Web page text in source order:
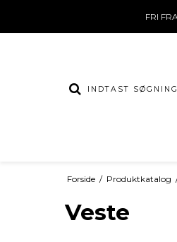
FRI
Forside / Produktkatalog
Veste